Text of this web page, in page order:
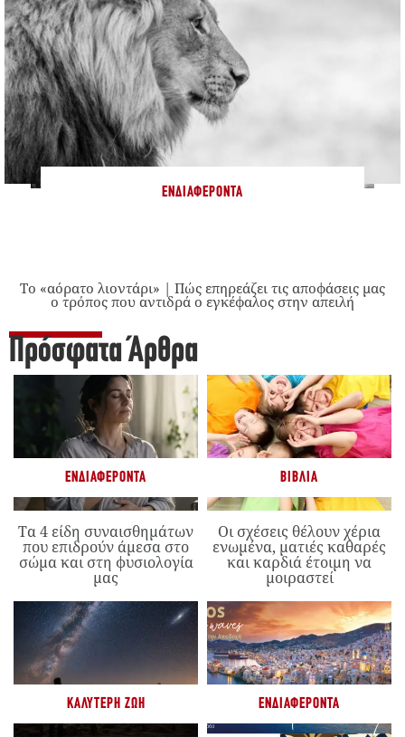
ΕΝΔΙΑΦΈΡΟΝΤΑ
Το «αόρατο λιοντάρι» | Πώς επηρεάζει τις αποφάσεις μας
ο τρόπος που αντιδρά ο εγκέφαλος στην απειλή
Πρόσφατα Άρθρα
ΕΝΔΙΑΦΈΡΟΝΤΑ
Τα 4 είδη συναισθημάτων
που επιδρούν άμεσα στο
σώμα και στη φυσιολογία
μας
ΒΙΒΛΊΑ
Οι σχέσεις θέλουν χέρια
ενωμένα, ματιές καθαρές
και καρδιά έτοιμη να
μοιραστεί
ΚΑΛΎΤΕΡΗ ΖΩΉ ΕΝΔΙΑΦΈΡΟΝΤΑ